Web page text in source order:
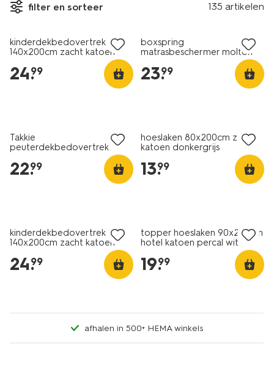
filter en sorteer 135 artikelen
kinderdekbedovertrek
140x200cm zacht katoen
24.
99
boxspring
matrasbeschermer molton
23.
99
Takkie
peuterdekbedovertrek
120x150cm zacht katoen
22.
99
hoeslaken 80x200cm zacht
katoen donkergrijs
13.
99
kinderdekbedovertrek
140x200cm zacht katoen
24.
99
topper hoeslaken 90x200cm
hotel katoen percal wit
19.
99
afhalen in 500+ HEMA winkels